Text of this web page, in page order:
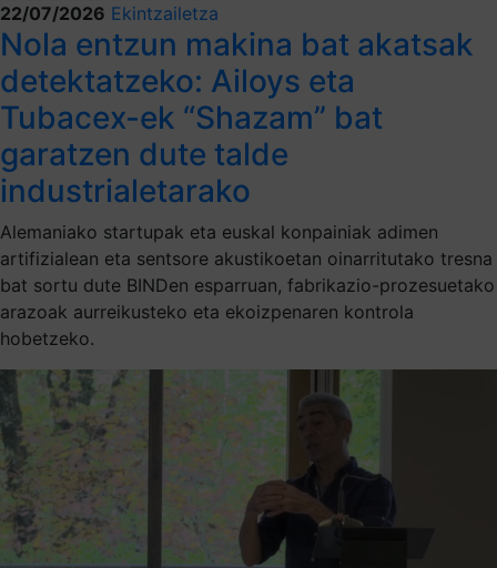
22/07/2026 Ekintzailetza
Nola entzun makina bat akatsak
detektatzeko: Ailoys eta
Tubacex-ek “Shazam” bat
garatzen dute talde
industrialetarako
Alemaniako startupak eta euskal konpainiak adimen
artifizialean eta sentsore akustikoetan oinarritutako tresna
bat sortu dute BINDen esparruan, fabrikazio-prozesuetako
arazoak aurreikusteko eta ekoizpenaren kontrola
hobetzeko.